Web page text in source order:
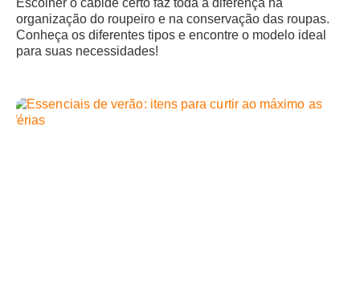
organização do roupeiro e na conservação das roupas.
Conheça os diferentes tipos e encontre o modelo ideal
para suas necessidades!